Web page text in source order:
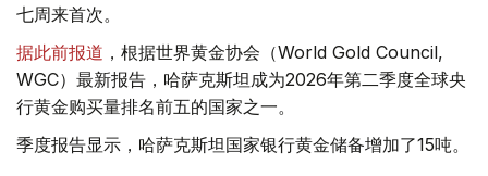
七周来首次。
据此前报道 ，根据世界黄金协会（World Gold Council,
WGC）最新报告，哈萨克斯坦成为2026年第二季度全球央
行黄金购买量排名前五的国家之一。
季度报告显示，哈萨克斯坦国家银行黄金储备增加了15吨。